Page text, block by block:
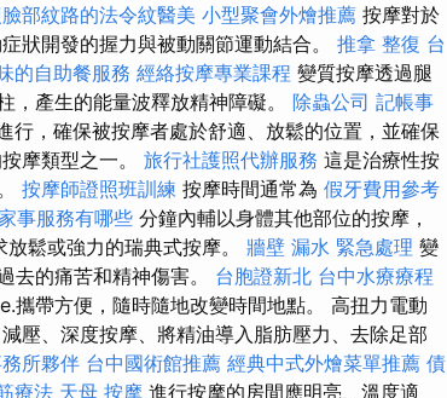
部紋路的法令紋醫美 小型聚會外燴推薦 按摩對於
狀開發的握力與被動關節運動結合。 推拿 整復 台
的自助餐服務 經絡按摩專業課程 變質按摩透過腿
，產生的能量波釋放精神障礙。 除蟲公司 記帳事
行，確保被按摩者處於舒適、放鬆的位置，並確保
摩類型之一。 旅行社護照代辦服務 這是治療性按
按摩師證照班訓練 按摩時間通常為 假牙費用參考
事服務有哪些 分鐘內輔以身體其他部位的按摩，
放鬆或強力的瑞典式按摩。 牆壁 漏水 緊急處理 變
去的痛苦和精神傷害。 台胞證新北 台中水療療程
帶方便，隨時隨地改變時間地點。 高扭力電動
壓、深度按摩、將精油導入脂肪壓力、去除足部
所夥伴 台中國術館推薦 經典中式外燴菜單推薦 債
療法 天母 按摩 進行按摩的房間應明亮、溫度適